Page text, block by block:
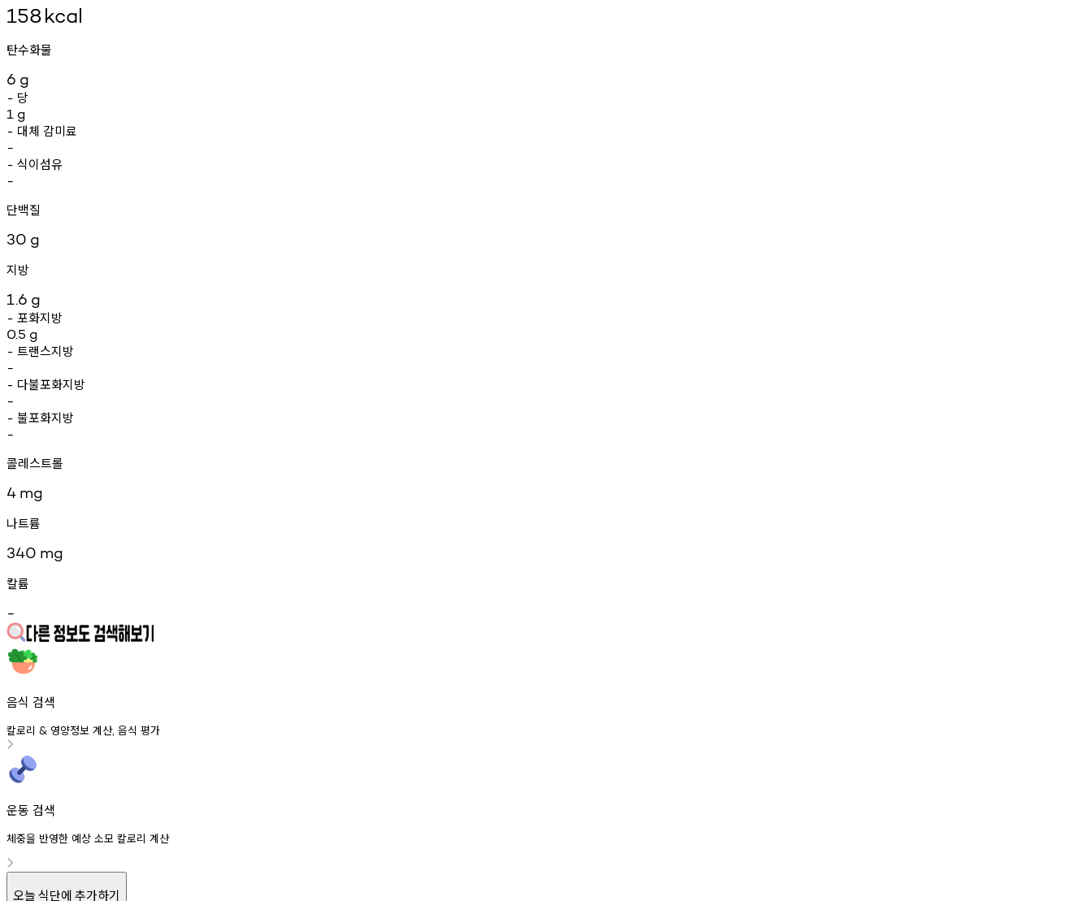
158kcal
탄수화물
6 g
- 당
1 g
- 대체 감미료
-
- 식이섬유
-
단백질
30 g
지방
1.6 g
- 포화지방
0.5 g
- 트랜스지방
-
- 다불포화지방
-
- 불포화지방
-
콜레스트롤
4 mg
나트륨
340 mg
칼륨
-
음식 검색
칼로리 & 영양정보 계산, 음식 평가
운동 검색
체중을 반영한 예상 소모 칼로리 계산
오늘 식단에 추가하기